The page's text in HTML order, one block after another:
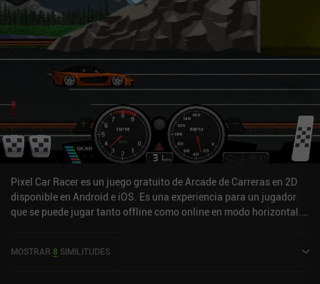
Pixel Car Racer es un juego gratuito de Arcade de Carreras en 2D
disponible en Android e iOS. Es una experiencia para un jugador
que se puede jugar tanto offline como online en modo horizontal.
valoración actual de 4,5 sobre 5,0 en Google Play y de 4,4 sobre 5,0
MOSTRAR 8 SIMILITUDES